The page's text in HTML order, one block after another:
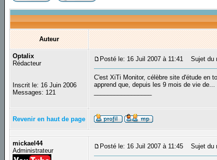
Auteur
Optalix
Rédacteur
Inscrit le: 16 Juin 2006
Messages: 121
Posté le: 16 Juil 2007 à 11:41 Sujet du
C'est XiTi Monitor, célèbre site d'étude en
apprend que, depuis les 9 mois de vie de...
Revenir en haut de page
mickael44
Administrateur
Posté le: 16 Juil 2007 à 11:45 Sujet du